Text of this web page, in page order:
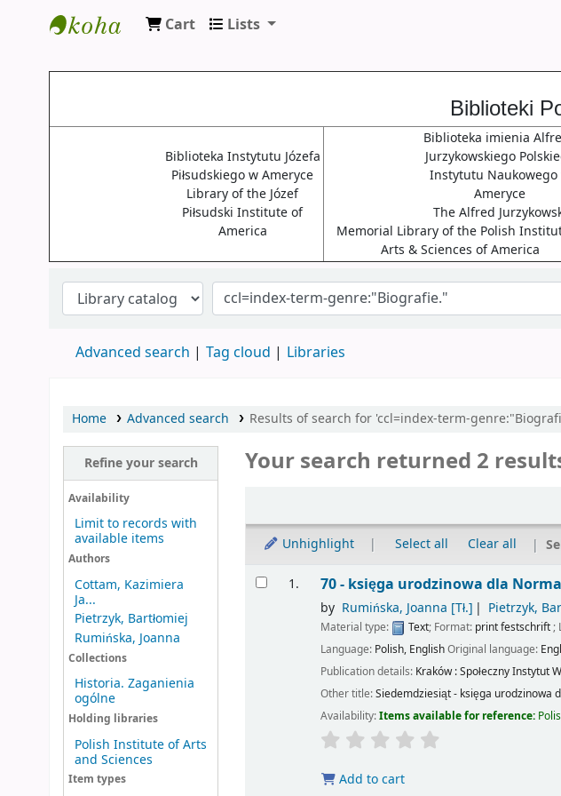
Cart Lists
Biblioteki
Biblioteka Instytutu Józefa
Piłsudskiego w Ameryce
Library of the Józef
Piłsudski Institute of
America
Biblioteka imienia
Jurzykowskiego
Instytutu Naukowego
Ameryce
The Alfred
Memorial Library of the Polish
Arts & Sciences of America
Advanced search Tag cloud Libraries
Home Advanced search Results of search for 'ccl=index-term-
Refine your search
Availability
Limit to records with
available items
Authors
Cottam, Kazimiera
Ja...
Pietrzyk, Bartłomiej
Rumińska, Joanna
Collections
Historia. Zaganienia
ogólne
Holding libraries
Polish Institute of Arts
and Sciences
Item types
Your search returned 2
Unhighlight Select all Clear all
Results
1. 70 - księga urodzinowa dla
by Rumińska, Joanna [Tł.] Pietrzyk,
Material type: Text; Format: printfestschrift;
Language: Polish, EnglishOriginal language:
Publication details: Kraków :Społeczny Instytut
Other title:Siedemdziesiąt - księga urodzinowa
Availability:Items available for reference:
Add to cart